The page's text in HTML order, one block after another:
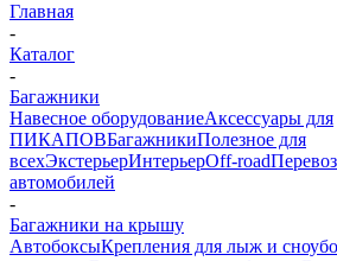
Главная
-
Каталог
-
Багажники
Навесное оборудованиеАксессуары для
ПИКАПОВБагажникиПолезное для
всехЭкстерьерИнтерьерOff-road
автомобилей
-
Багажники на крышу
АвтобоксыКрепления для лыж и